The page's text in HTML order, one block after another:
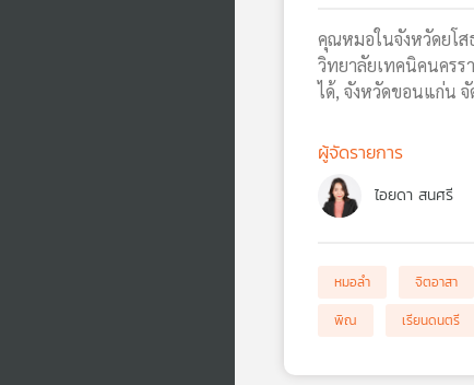
คุณหมอในจังหวัดยโส
วิทยาลัยเทคนิคนครร
ได้, จังหวัดขอนแก่น
ผู้จัดรายการ
ไอยดา สนศรี
หมอลำ จิตอาสา
พิณ
เรียนดนตรี